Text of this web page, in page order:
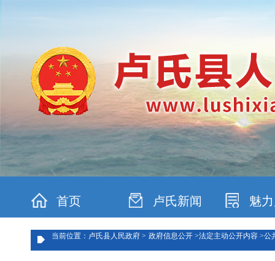
首页 卢氏新闻 魅
当前位置：卢氏县人民政府 > 政府信息公开 >法定主动公开内容 >公